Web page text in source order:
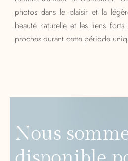
photos dans le plaisir et la
beauté naturelle et les liens
proches durant cette période
Nous